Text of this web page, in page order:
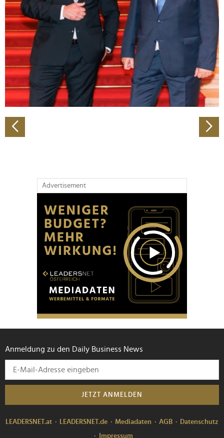
Wir verwenden Cookies, um Inhalte und Anzeigen zu
personalisieren, Funktionen für soziale Medien anbieten
zu können und die Zugriffe auf unsere Website zu
analysieren. Außerdem geben wir Informationen zu Ihrer
Verwendung unserer Website an unsere Partner für
soziale Medien, Werbung und Analysen weiter. Unsere
Partner führen diese Informationen möglicherweise mit
weiteren Daten zusammen, die Sie ihnen bereitgestellt
gesammelt haben.
Advertisement
Anmeldung zu den Daily Business News
JETZT ANMELDEN
LEADERSNET.at LEADERSNET.de Mediadaten AGB
Datenschutz
Impressum